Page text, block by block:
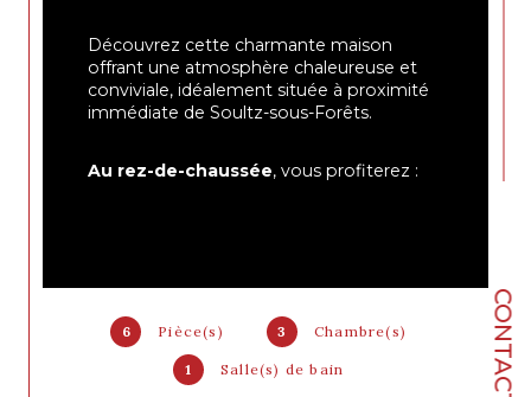
CONTACT
6 Pièce(s) 3 Chambre(s)
1 Salle(s) de bain
Découvrez cette charmante maison
offrant une atmosphère chaleureuse et
conviviale, idéalement située à proximité
immédiate de Soultz-sous-Forêts.
Au rez-de-chaussée, vous profiterez :